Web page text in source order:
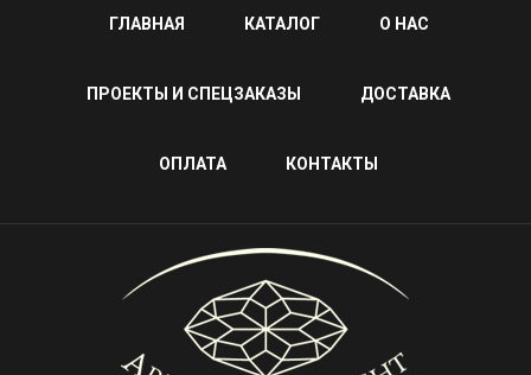
ГЛАВНАЯ КАТАЛОГ О НАС
ПРОЕКТЫ И СПЕЦЗАКАЗЫ ДОСТАВКА
ОПЛАТА КОНТАКТЫ